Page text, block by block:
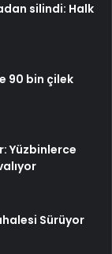
silindi: Halk
90 bin çilek
Yüzbinlerce
Sürüyor